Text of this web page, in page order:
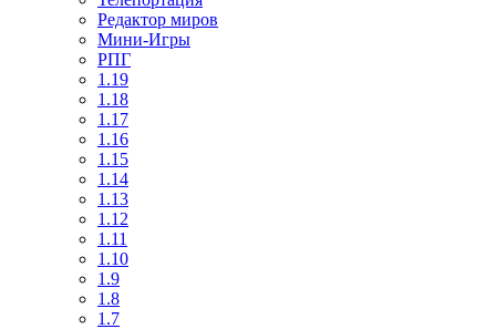
Редактор миров
Мини-Игры
РПГ
1.19
1.18
1.17
1.16
1.15
1.14
1.13
1.12
1.11
1.10
1.9
1.8
1.7